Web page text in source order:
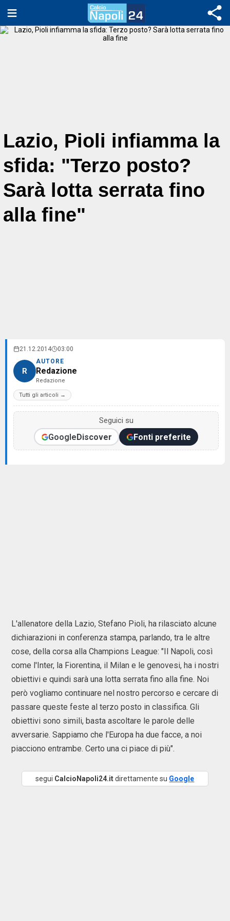
Lazio, Pioli infiamma la
sfida: "Terzo posto?
Sarà lotta serrata fino
alla fine"
21.12.2014 03:00
R
AUTORE
Redazione
Redazione
Tutti gli articoli →
Seguici su
GoogleDiscover Fonti preferite
L'allenatore della Lazio, Stefano Pioli, ha rilasciato alcune
dichiarazioni in conferenza stampa, parlando, tra le altre
cose, della corsa alla Champions League: "Il Napoli, così
come l'Inter, la Fiorentina, il Milan e le genovesi, ha i nostri
obiettivi e quindi sarà una lotta serrata fino alla fine. Noi
però vogliamo continuare nel nostro percorso e cercare di
passare queste feste al terzo posto in classifica. Gli
obiettivi sono simili, basta ascoltare le parole delle
avversarie. Sappiamo che l'Europa ha due facce, a noi
piacciono entrambe. Certo una ci piace di più".
segui CalcioNapoli24.itdirettamente su Google